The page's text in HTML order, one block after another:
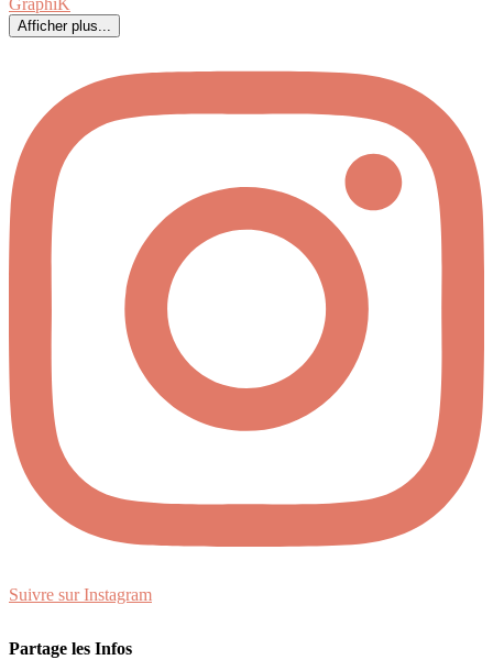
Afficher plus...
Suivre sur Instagram
Partage les Infos